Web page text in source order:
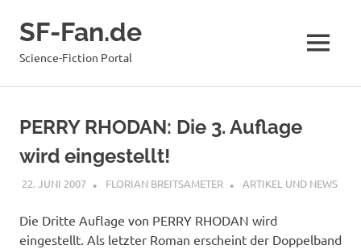
InhaltSF-Fan.de
Science-Fiction Portal MENÜ
PERRY RHODAN: Die 3. Auflage
wird eingestellt!
22. JUNI 2007 FLORIAN BREITSAMETER ARTIKEL UND NEWS
Die Dritte Auflage von PERRY RHODAN wird
eingestellt. Als letzter Roman erscheint der Doppelband